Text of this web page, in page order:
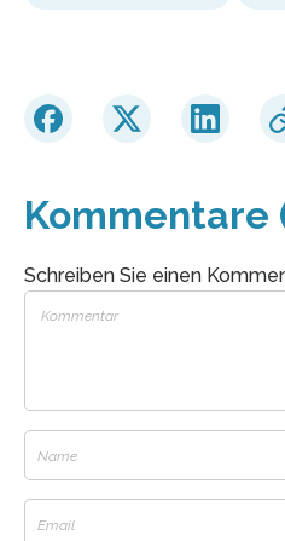
Kommentare
Schreiben Sie einen